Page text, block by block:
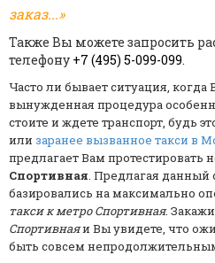
заказ...»
Также Вы можете запросить
телефону +7 (495) 5-099-099.
Часто ли бывает ситуация,
вынужденная процедура
стоите и ждете транспорт, будь
или заранее вызванное такси в
предлагает Вам протестировать
Спортивная. Предлагая данный
базировались на максимально
такси к метро Спортивная.
Спортивнаяи Вы увидете, что
быть совсем